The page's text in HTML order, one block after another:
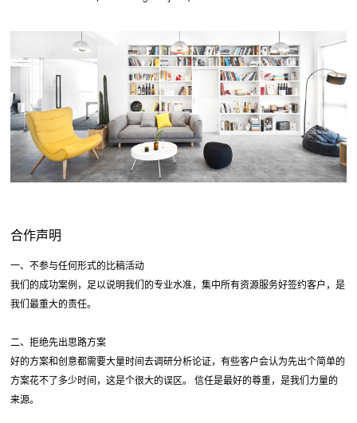
合作声明
一、不参与任何形式的比稿活动
我们的成功案例，足以说明我们的专业水准，集中所有资源服务好签约客户，是
我们最重大的责任。
二、拒绝先出思路方案
好的方案和创意都需要大量时间去调研分析论证，有些客户会认为先出个简单的
方案花不了多少时间，这是个很大的误区。 信任是最好的尊重，是我们力量的
来源。